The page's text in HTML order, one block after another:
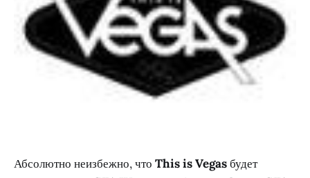
Абсолютно неизбежно, что This is Vegasбудет